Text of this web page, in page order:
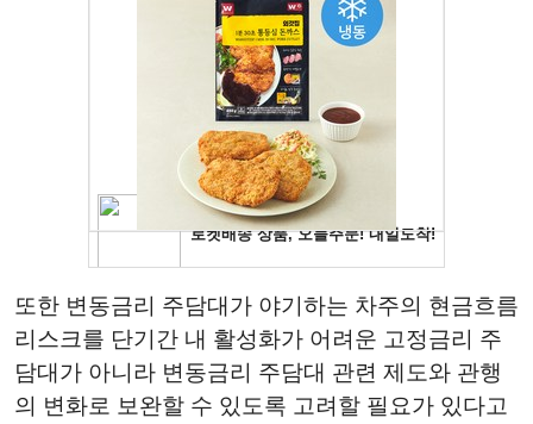
또한 변동금리 주담대가 야기하는 차주의 현금흐름
리스크를 단기간 내 활성화가 어려운 고정금리 주
담대가 아니라 변동금리 주담대 관련 제도와 관행
의 변화로 보완할 수 있도록 고려할 필요가 있다고